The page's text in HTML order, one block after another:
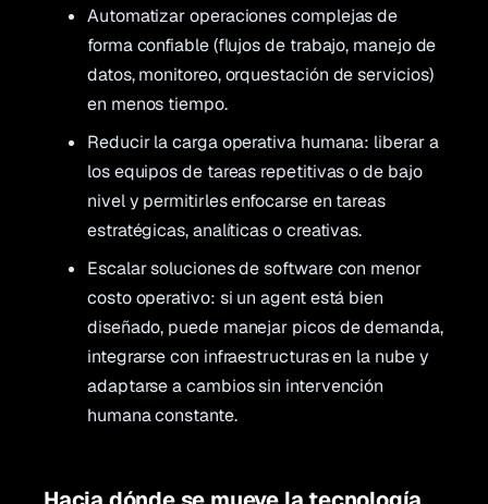
Automatizar operaciones complejas de
forma confiable (flujos de trabajo, manejo de
datos, monitoreo, orquestación de servicios)
en menos tiempo.
Reducir la carga operativa humana: liberar a
los equipos de tareas repetitivas o de bajo
nivel y permitirles enfocarse en tareas
estratégicas, analíticas o creativas.
Escalar soluciones de software con menor
costo operativo: si un agent está bien
diseñado, puede manejar picos de demanda,
integrarse con infraestructuras en la nube y
adaptarse a cambios sin intervención
humana constante.